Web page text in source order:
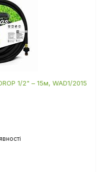
1/2" – 15м, WAD1/2015